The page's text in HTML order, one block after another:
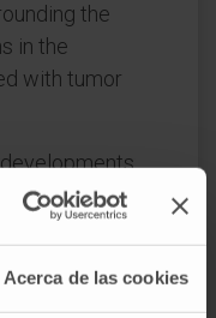
Acerca de las cookies
the
in the
with tumor
or
C5aR1, as a
that